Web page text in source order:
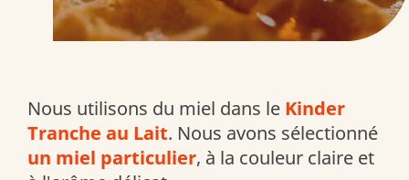
Nous utilisons du miel dans le Kinder
Tranche au Lait. Nous avons sélectionné
un miel particulier, à la couleur claire et